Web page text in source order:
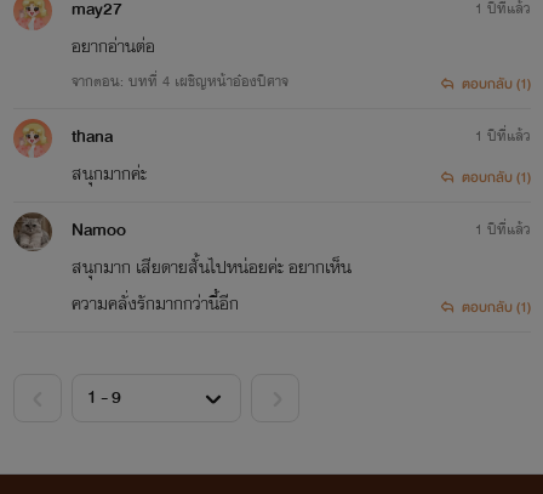
may27
อยากอ่านต่อ
จากตอน: บทที่ 4 เผชิญหน้าอ๋องปีศาจ
1 ปีที่แล้ว
ตอบกลับ (1)
thana
สนุกมากค่ะ
1 ปีที่แล้ว
ตอบกลับ (1)
์Namoo
สนุกมาก เสียดายสั้นไปหน่อยค่ะ อยากเห็น
ความคลั่งรักมากกว่านี้อีก
1 ปีที่แล้ว
ตอบกลับ (1)